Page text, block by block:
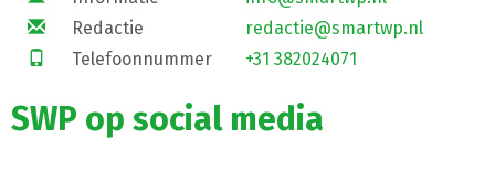
Redactie
redactie@smartwp.nl
Telefoonnummer
+31 382024071
SWP op social media